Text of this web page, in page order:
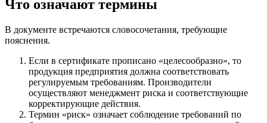
Что означают термины
В документе встречаются словосочетания, требующие
пояснения.
Если в сертификате прописано «целесообразно», то
продукция предприятия должна соответствовать
регулируемым требованиям. Производители
осуществляют менеджмент риска и соответствующие
корректирующие действия.
Термин «риск» означает соблюдение требований по